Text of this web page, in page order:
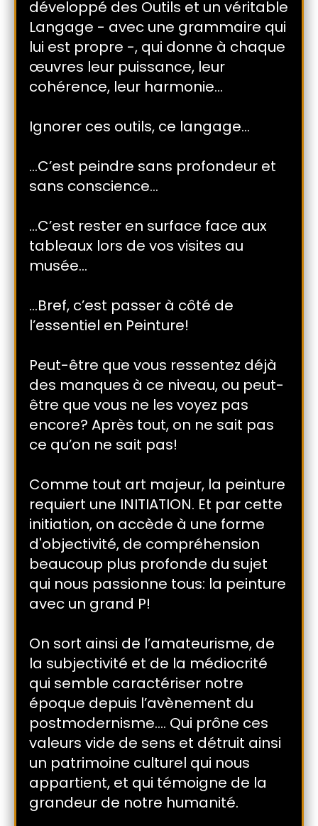
développé des Outils et un véritable
Langage - avec une grammaire qui
lui est propre -, qui donne à chaque
œuvres leur puissance, leur
cohérence, leur harmonie…
Ignorer ces outils, ce langage…
…C’est peindre sans profondeur et
sans conscience…
…C’est rester en surface face aux
tableaux lors de vos visites au
musée…
…Bref, c’est passer à côté de
l’essentiel en Peinture!
Peut-être que vous ressentez déjà
des manques à ce niveau, ou peut-
être que vous ne les voyez pas
encore? Après tout, on ne sait pas
ce qu’on ne sait pas!
Comme tout art majeur, la peinture
requiert une INITIATION. Et par cette
initiation, on accède à une forme
d'objectivité, de compréhension
beaucoup plus profonde du sujet
qui nous passionne tous: la peinture
avec un grand P!
On sort ainsi de l’amateurisme, de
la subjectivité et de la médiocrité
qui semble caractériser notre
époque depuis l’avènement du
postmodernisme…. Qui prône ces
valeurs vide de sens et détruit ainsi
un patrimoine culturel qui nous
appartient, et qui témoigne de la
grandeur de notre humanité.